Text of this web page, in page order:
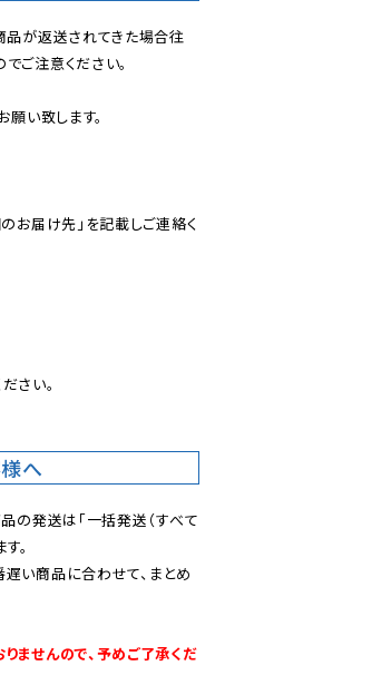
が返送されてきた場合往
ご注意ください。
お届け先」を記載しご連絡く
さい。
へ
の発送は「一括発送（すべて
。
い商品に合わせて、まとめ
ませんので、予めご了承くだ